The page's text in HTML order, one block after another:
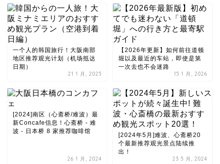
一个人的韩国旅行！大阪南部
地区推荐观光计划（机场抵达
日期）
21 1 月, 2025
【2026年更新】如何前往道顿
堀以及最近的车站，即使是第
一次去也不会迷路
15 1 月, 2026
[2024]南区（心斋桥/难波）最
新Concafe信息！心斋桥 - 难
波 - 日本桥 8 家推荐咖啡馆
26 1 月, 2024
[2024年5月]难波、心斋桥20
个最新推荐观光景点陆续推
出！
23 5 月, 2024